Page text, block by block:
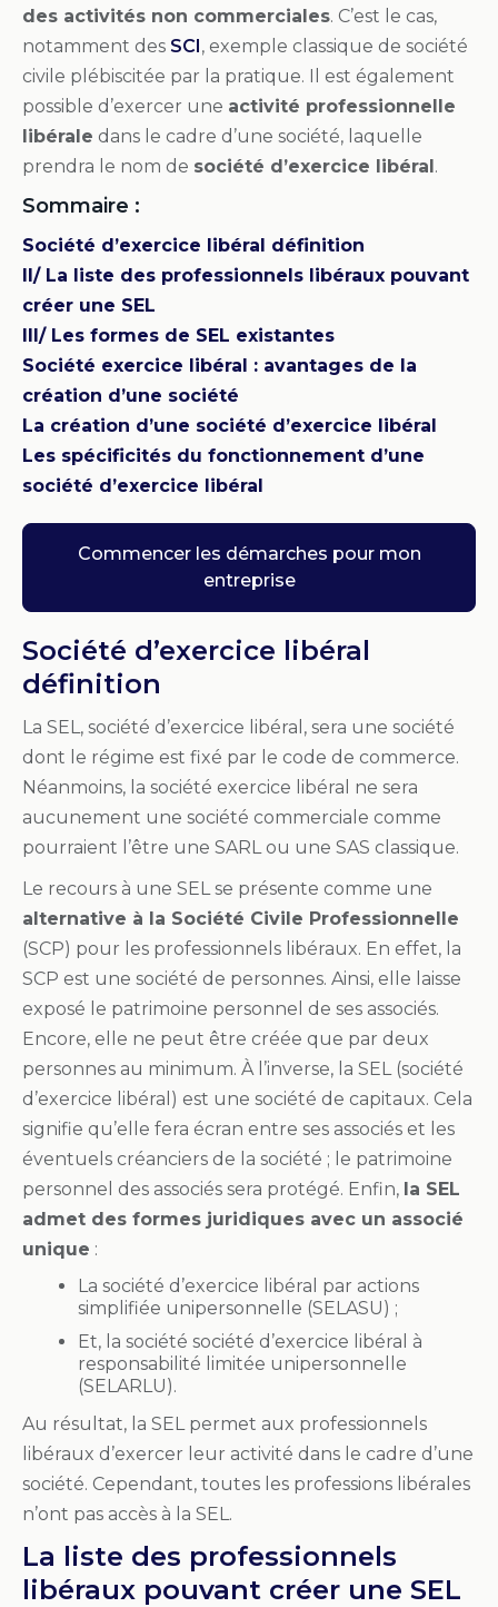
des activités non commerciales. C’est le cas,
notamment des SCI, exemple classique de société
civile plébiscitée par la pratique. Il est également
possible d’exercer une activité professionnelle
libérale dans le cadre d’une société, laquelle
prendra le nom de société d’exercice libéral.
Sommaire :
Société d’exercice libéral définition
II/ La liste des professionnels libéraux pouvant
créer une SEL
III/ Les formes de SEL existantes
Société exercice libéral : avantages de la
création d’une société
La création d’une société d’exercice libéral
Les spécificités du fonctionnement d’une
société d’exercice libéral
Commencer les démarches pour mon
entreprise
Société d’exercice libéral
définition
La SEL, société d’exercice libéral, sera une société
dont le régime est fixé par le code de commerce.
Néanmoins, la société exercice libéral ne sera
aucunement une société commerciale comme
pourraient l’être une SARL ou une SAS classique.
Le recours à une SEL se présente comme une
alternative à la Société Civile Professionnelle
(SCP) pour les professionnels libéraux. En effet, la
SCP est une société de personnes. Ainsi, elle laisse
exposé le patrimoine personnel de ses associés.
Encore, elle ne peut être créée que par deux
personnes au minimum. À l’inverse, la SEL (société
d’exercice libéral) est une société de capitaux. Cela
signifie qu’elle fera écran entre ses associés et les
éventuels créanciers de la société ; le patrimoine
personnel des associés sera protégé. Enfin, la SEL
admet des formes juridiques avec un associé
unique :
La société d’exercice libéral par actions
simplifiée unipersonnelle (SELASU) ;
Et, la société société d’exercice libéral à
responsabilité limitée unipersonnelle
(SELARLU).
Au résultat, la SEL permet aux professionnels
libéraux d’exercer leur activité dans le cadre d’une
société. Cependant, toutes les professions libérales
n’ont pas accès à la SEL.
La liste des professionnels
libéraux pouvant créer une SEL